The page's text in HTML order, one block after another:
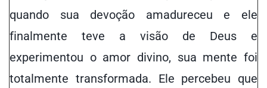
quando sua devoção amadureceu e ele
finalmente teve a visão de Deus e
experimentou o amor divino, sua mente foi
totalmente transformada. Ele percebeu que